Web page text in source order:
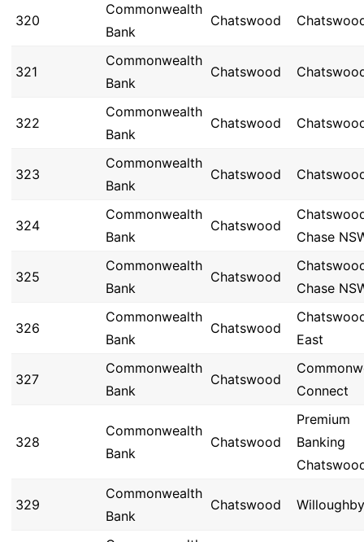
320
Commonwealth
Bank
Chatswood
321
Commonwealth
Bank
Chatswood
322
Commonwealth
Bank
Chatswood
323
Commonwealth
Bank
Chatswood
324
Commonwealth
Bank
Chatswood
Chase
325
Commonwealth
Bank
Chatswood
Chase
326
Commonwealth
Bank
Chatswood
East
327
Commonwealth
Bank
Chatswood
Connect
328
Commonwealth
Bank
Chatswood
Premium
Banking
329
Commonwealth
Bank
Chatswood Willoughby